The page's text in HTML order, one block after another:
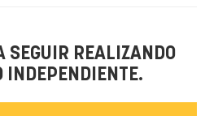
SEGUIR REALIZANDO
INDEPENDIENTE.